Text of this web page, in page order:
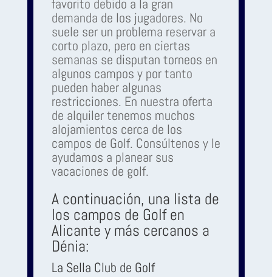
demanda de los jugadores. No
suele ser un problema reservar a
corto plazo, pero en ciertas
semanas se disputan torneos en
algunos campos y por tanto
pueden haber algunas
restricciones. En nuestra oferta
de alquiler tenemos muchos
alojamientos cerca de los
campos de Golf. Consúltenos y le
ayudamos a planear sus
vacaciones de golf.
A continuación, una lista de
los campos de Golf en
Alicante y más cercanos a
Dénia:
La Sella Club de Golf